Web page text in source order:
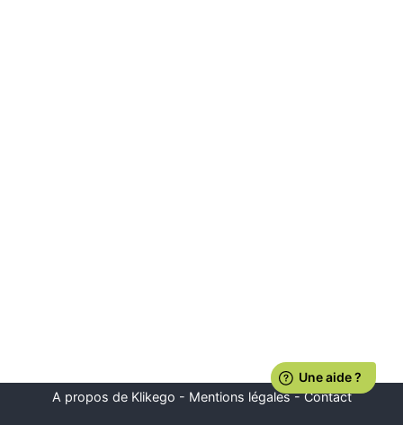
A propos de Klikego - Mentions légales-Contact